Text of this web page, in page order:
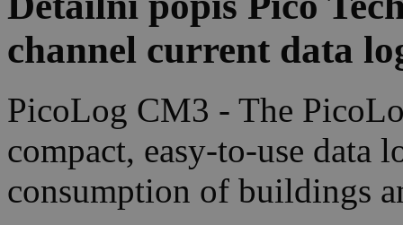
channel current data
PicoLog CM3 - The
compact, easy-to-use data
consumption of buildings